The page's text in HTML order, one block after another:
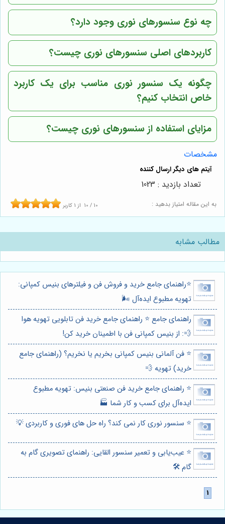
چه نوع سنسورهای نوری وجود دارد؟
کاربردهای اصلی سنسورهای نوری چیست؟
چگونه یک سنسور نوری مناسب برای یک کاربرد
خاص انتخاب کنیم؟
مزایای استفاده از سنسورهای نوری چیست؟
مشخصات
به این مقاله امتیاز بدهید : 10 / 10 از 1 کاربر
تعداد بازدید : 1023
مطالب مشابه
⭐️راهنمای جامع خرید و فروش فن و فیلترهای بنیس کمپانی:
تهویه مطبوع ایده‌آل 🌬️
راهنمای جامع ⭐️ راهنمای جامع خرید فن تابلویی تهویه هوا
💨: از بنیس کمپانی فن با اطمینان خرید کن!
⭐️ فن آلمانی بنیس کمپانی بخریم یا نخریم؟ (راهنمای جامع
خرید) تهویه 💨
⭐️ راهنمای جامع خرید فن صنعتی بنیس: تهویه مطبوع
ایده‌آل برای کسب و کار شما 🏭
⭐️ سنسور نوری کار نمی کند؟ راه حل های فوری و کاربردی 💡
⭐️ عیب‌یابی و تعمیر سنسور القایی: راهنمای تصویری گام به
گام 🛠️